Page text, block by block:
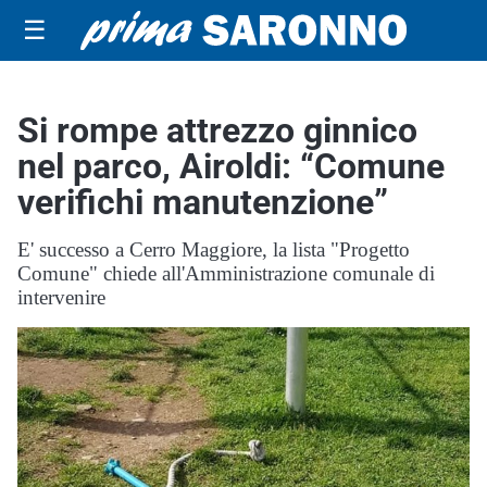
☰
Si rompe attrezzo ginnico
nel parco, Airoldi: “Comune
verifichi manutenzione”
E' successo a Cerro Maggiore, la lista "Progetto
Comune" chiede all'Amministrazione comunale di
intervenire